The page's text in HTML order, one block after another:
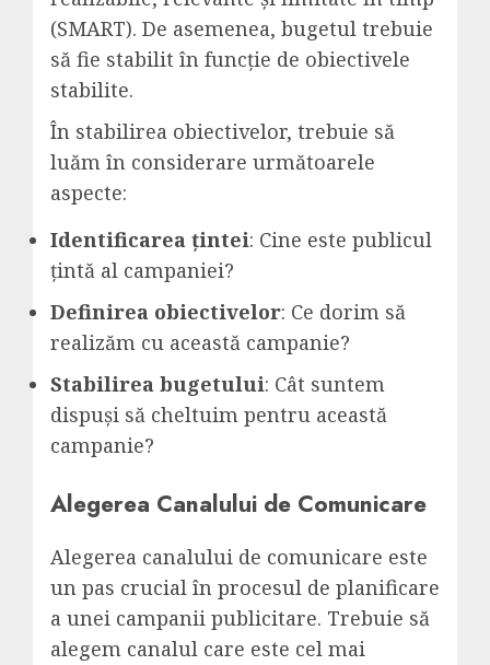
(SMART). De asemenea, bugetul trebuie
să fie stabilit în funcție de obiectivele
stabilite.
În stabilirea obiectivelor, trebuie să
luăm în considerare următoarele
aspecte:
Identificarea țintei: Cine este publicul
țintă al campaniei?
Definirea obiectivelor: Ce dorim să
realizăm cu această campanie?
Stabilirea bugetului: Cât suntem
dispuși să cheltuim pentru această
campanie?
Alegerea Canalului de Comunicare
Alegerea canalului de comunicare este
un pas crucial în procesul de planificare
a unei campanii publicitare. Trebuie să
alegem canalul care este cel mai